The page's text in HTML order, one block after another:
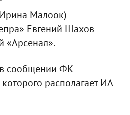
Малоок)
Евгений Шахов
«Арсенал».
в сообщении ФК
располагает ИА